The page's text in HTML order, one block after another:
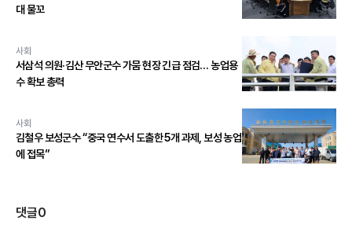
대 물꼬
사회
서삼석 의원·김산 무안군수 가뭄 현장 긴급 점검… 농업용
수 확보 총력
사회
김철우 보성군수 “중국 연수서 도출한 5개 과제, 보성 농업
에 접목”
댓글0